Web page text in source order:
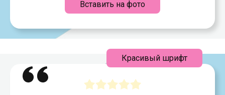
Вставить на фото
Красивый шрифт